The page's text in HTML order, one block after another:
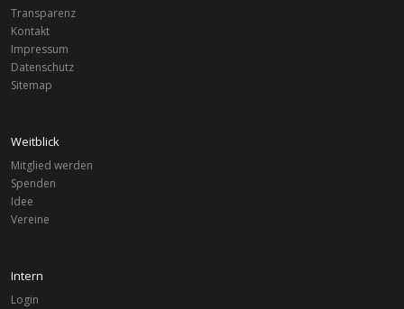
Transparenz
Kontakt
Impressum
Datenschutz
Sitemap
Weitblick
Mitglied werden
Spenden
Idee
Vereine
Intern
Login